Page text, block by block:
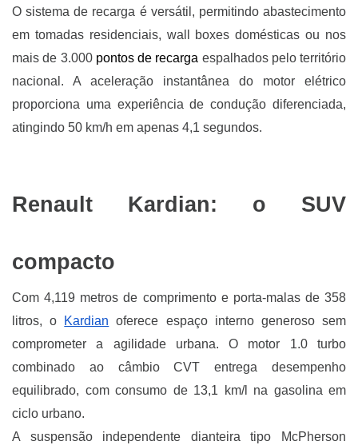
O sistema de recarga é versátil, permitindo abastecimento
em tomadas residenciais, wall boxes domésticas ou nos
mais de 3.000 pontos de recarga espalhados pelo território
nacional. A aceleração instantânea do motor elétrico
proporciona uma experiência de condução diferenciada,
atingindo 50 km/h em apenas 4,1 segundos.
Renault Kardian: o SUV
compacto
Com 4,119 metros de comprimento e porta-malas de 358
litros, o
Kardian oferece espaço interno generoso sem
comprometer a agilidade urbana. O motor 1.0 turbo
combinado ao câmbio CVT entrega desempenho
equilibrado, com consumo de 13,1 km/l na gasolina em
ciclo urbano.
A suspensão independente dianteira tipo McPherson